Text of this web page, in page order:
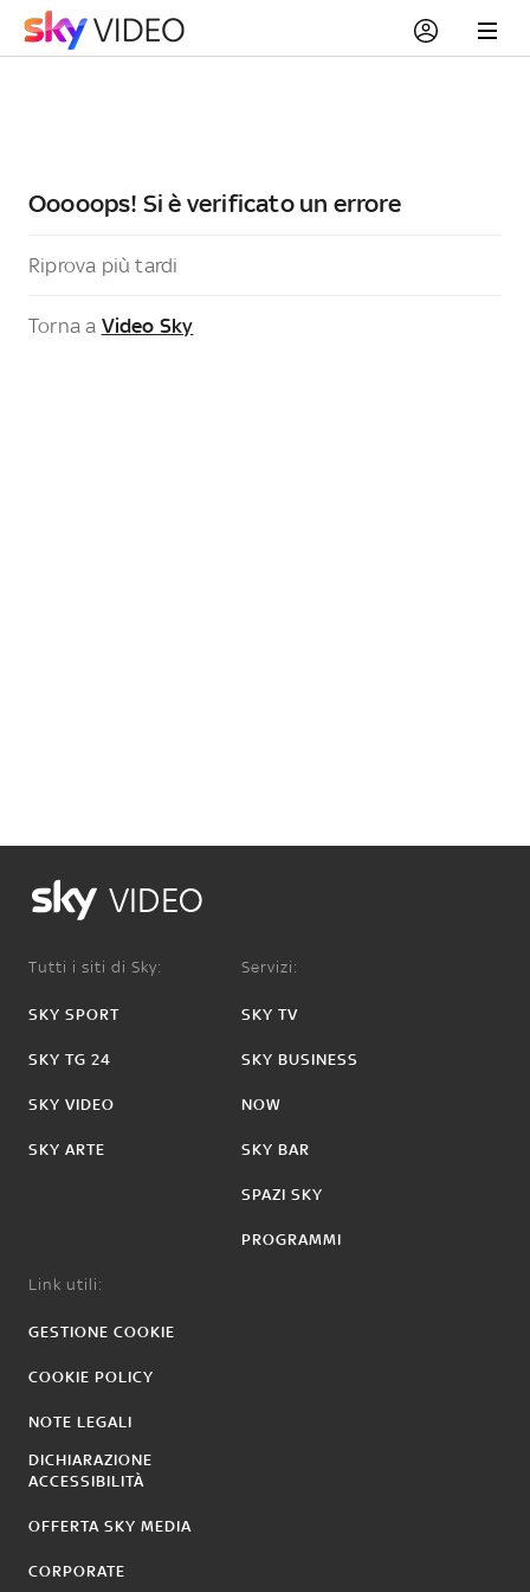
Ooooops! Si è verificato un errore
Riprova più tardi
Torna a Video Sky
VIDEO
Tutti i siti di Sky:
SKY SPORT
SKY TG 24
SKY VIDEO
SKY ARTE
Servizi:
SKY TV
SKY BUSINESS
NOW
SKY BAR
SPAZI SKY
PROGRAMMI
Link utili:
GESTIONE COOKIE
COOKIE POLICY
NOTE LEGALI
DICHIARAZIONE
ACCESSIBILITÀ
OFFERTA SKY MEDIA
CORPORATE